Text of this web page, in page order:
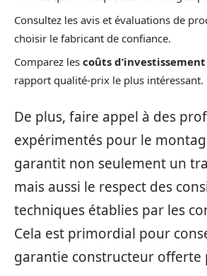
Consultez les avis et évaluations de
choisir le fabricant de confiance.
Comparez les coûts d’investissement
rapport qualité-prix le plus intéressant.
De plus, faire appel à des
expérimentés pour le
garantit non seulement un
mais aussi le respect des
techniques établies par les
Cela est primordial pour
garantie constructeur offerte